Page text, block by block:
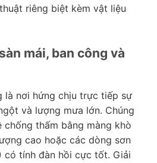
riêng biệt kèm vật liệu
mái, ban công và
là nơi hứng chịu trực tiếp sự
và lượng mưa lớn. Chúng
thấm bằng màng khò
cao hoặc các dòng sơn
có tính đàn hồi cực tốt. Giải